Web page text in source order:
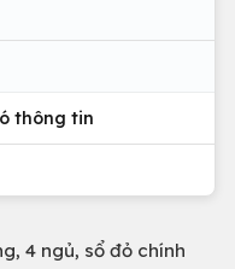
thông tin
4 ngủ, sổ đỏ chính